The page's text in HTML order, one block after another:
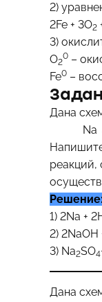
2)
2Fe + 3О2
3)
О2
0–
Fe0–
Дана
Решение:
1) 2Na +
2) 2NaOH
3) Na2SO4
Дана